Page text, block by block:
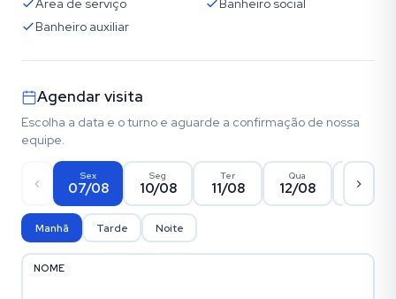
Área de serviço
Banheiro social
Banheiro auxiliar
Agendar visita
Escolha a data e o turno e aguarde a confirmação de nossa
equipe.
Sex
07/08
Seg
10/08
Ter
11/08
Qua
12/08 13/08
Manhã Tarde Noite
NOME